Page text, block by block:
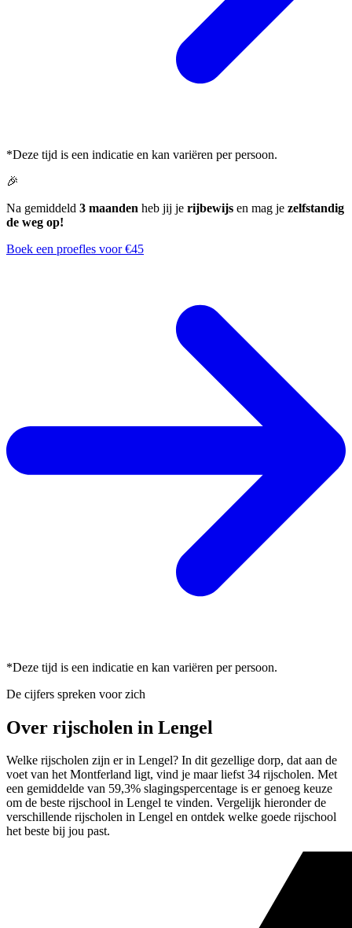
*Deze tijd is een indicatie en kan variëren per persoon.
🎉
Na gemiddeld 3 maanden heb jij je rijbewijs en mag je zelfstandig
de weg op!
Boek een proefles voor €45
*Deze tijd is een indicatie en kan variëren per persoon.
De cijfers spreken voor zich
Over rijscholen in Lengel
Welke rijscholen zijn er in Lengel? In dit gezellige dorp, dat aan de
voet van het Montferland ligt, vind je maar liefst 34 rijscholen. Met
een gemiddelde van 59,3% slagingspercentage is er genoeg keuze
om de beste rijschool in Lengel te vinden. Vergelijk hieronder de
verschillende rijscholen in Lengel en ontdek welke goede rijschool
het beste bij jou past.